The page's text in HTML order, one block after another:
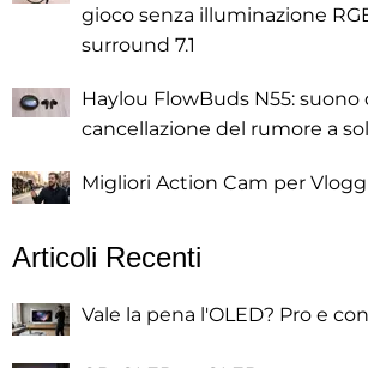
gioco senza illuminazione
surround 7.1
Haylou FlowBuds N55: suono
cancellazione del rumore a
Migliori Action Cam per
Articoli Recenti
Vale la pena l'OLED? Pro e